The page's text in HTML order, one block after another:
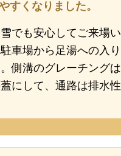
すくなりました。
でも安心してご来場
車場から足湯への入
。側溝のグレーチング
蓋にして、通路は排水